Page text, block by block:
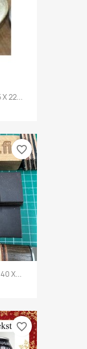
22...
X...
favorite_border
favorite_border